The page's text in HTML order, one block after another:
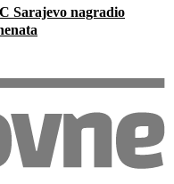
Sarajevo nagradio